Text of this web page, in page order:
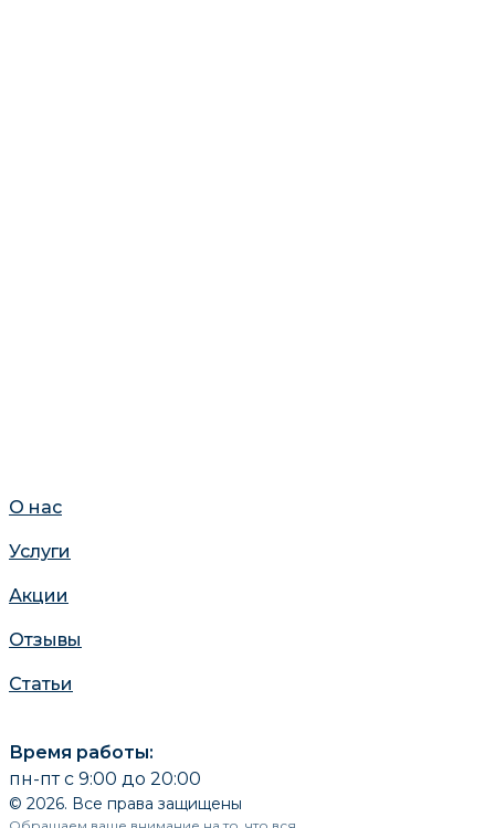
О нас
Услуги
Акции
Отзывы
Статьи
Время работы:
пн-пт с 9:00 до 20:00
© 2026. Все права защищены